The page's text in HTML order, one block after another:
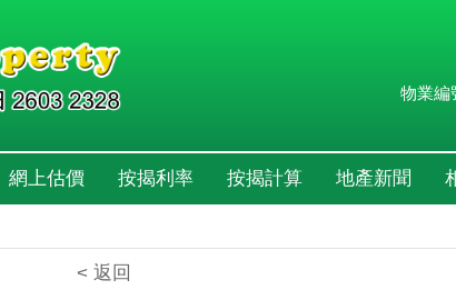
物業編
網上估價 按揭利率 按揭計算 地產新聞
< 返回